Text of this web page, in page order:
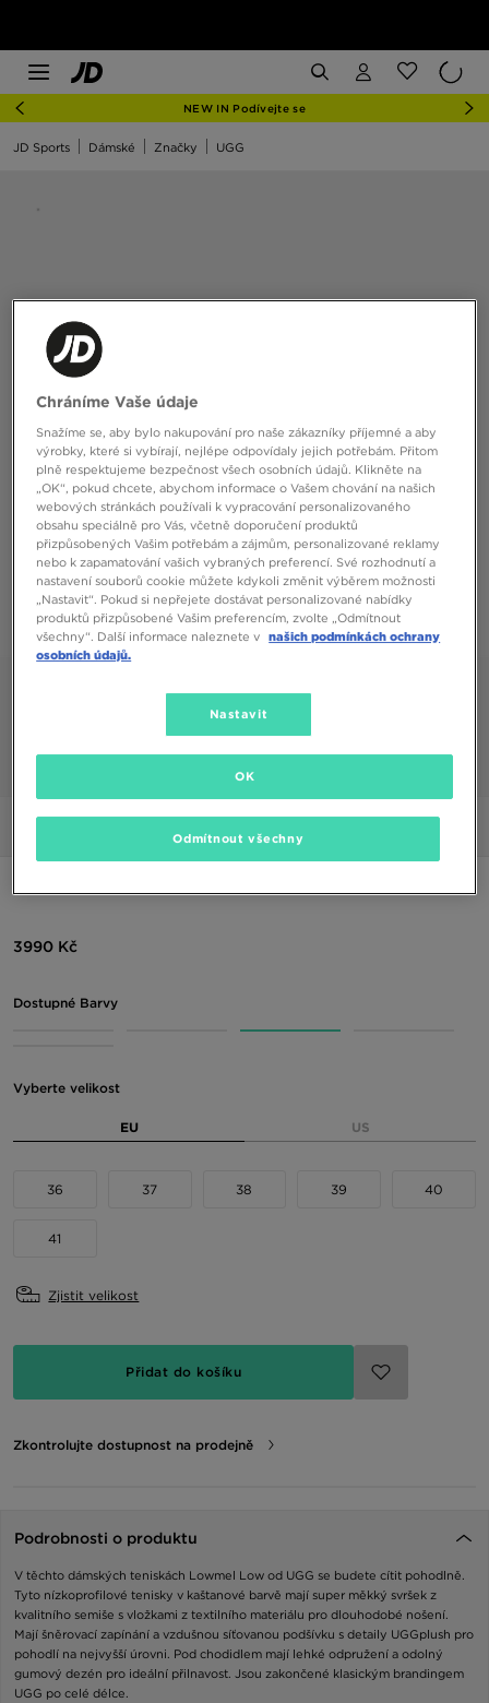
NEW IN Podívejte se
JD Sports Dámské Značky UGG
3990 Kč
Dostupné Barvy
Vyberte velikost
EU US
36 37 38 39 40
41
Zjistit velikost
Přidat do košíku
Zkontrolujte dostupnost na prodejně
Podrobnosti o produktu
V těchto dámských teniskách Lowmel Low od UGG se budete cítit pohodlně.
Tyto nízkoprofilové tenisky v kaštanové barvě mají super měkký svršek z
kvalitního semiše s vložkami z textilního materiálu pro dlouhodobé nošení.
Mají šněrovací zapínání a vzdušnou síťovanou podšívku s detaily UGGplush pro
pohodlí na nejvyšší úrovni. Pod chodidlem mají lehké odpružení a odolný
gumový dezén pro ideální přilnavost. Jsou zakončené klasickým brandingem
UGG po celé délce.
Chráníme Vaše údaje
Snažíme se, aby bylo nakupování pro naše zákazníky příjemné a aby
výrobky, které si vybírají, nejlépe odpovídaly jejich potřebám. Přitom
plně respektujeme bezpečnost všech osobních údajů. Klikněte na
„OK“, pokud chcete, abychom informace o Vašem chování na našich
webových stránkách používali k vypracování personalizovaného
obsahu speciálně pro Vás, včetně doporučení produktů
přizpůsobených Vašim potřebám a zájmům, personalizované reklamy
nebo k zapamatování vašich vybraných preferencí. Své rozhodnutí a
nastavení souborů cookie můžete kdykoli změnit výběrem možnosti
„Nastavit“. Pokud si nepřejete dostávat personalizované nabídky
produktů přizpůsobené Vašim preferencím, zvolte „Odmítnout
všechny“. Další informace naleznete v našich podmínkách ochrany
osobních údajů.
Nastavit
Odmítnout všechny
OK